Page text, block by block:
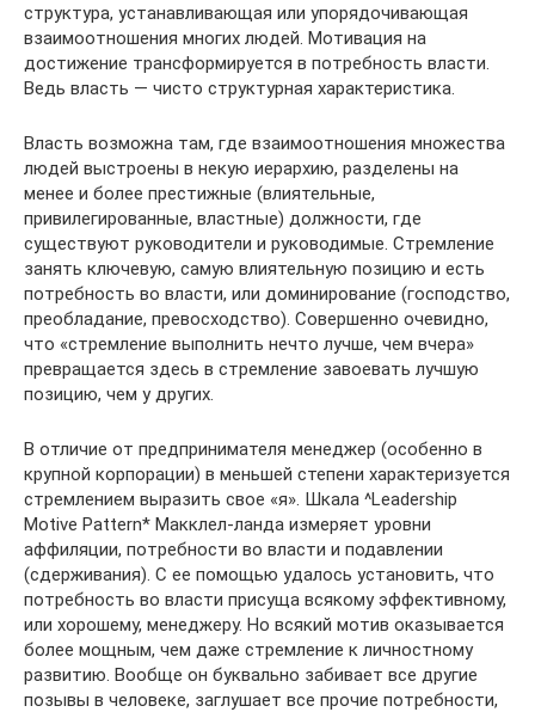
структура, устанавливающая или упорядочивающая
взаимоотношения многих людей. Мотивация на
достижение трансформируется в потребность власти.
Ведь власть — чисто структурная характеристика.
Власть возможна там, где взаимоотношения множества
людей выстроены в некую иерархию, разделены на
менее и более престижные (влиятельные,
привилегированные, властные) должности, где
существуют руководители и руководимые. Стремление
занять ключевую, самую влиятельную позицию и есть
потребность во власти, или доминирование (господство,
преобладание, превосходство). Совершенно очевидно,
что «стремление выполнить нечто лучше, чем вчера»
превращается здесь в стремление завоевать лучшую
позицию, чем у других.
В отличие от предпринимателя менеджер (особенно в
крупной корпорации) в меньшей степени характеризуется
стремлением выразить свое «я». Шкала ^Leadership
Motive Pattern* Макклел-ланда измеряет уровни
аффиляции, потребности во власти и подавлении
(сдерживания). С ее помощью удалось установить, что
потребность во власти присуща всякому эффективному,
или хорошему, менеджеру. Но всякий мотив оказывается
более мощным, чем даже стремление к личностному
развитию. Вообще он буквально забивает все другие
позывы в человеке, заглушает все прочие потребности,